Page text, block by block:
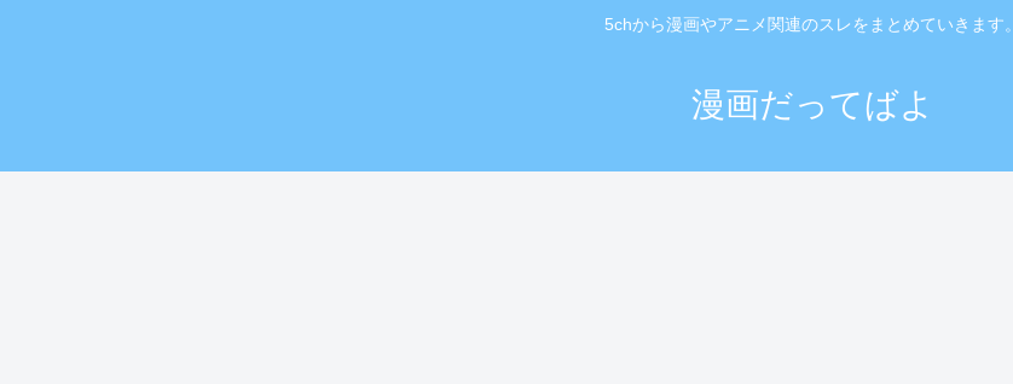
5chから漫画やアニメ関連のスレをまとめていきます。
漫画だってばよ